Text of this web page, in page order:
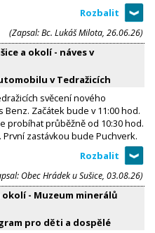
(Zapsal: Bc. Lukáš Milota, 26.06.26)
a okolí - náves v
v Tedražicích
svěcení nového
Začátek bude v 11:00 hod.
probíhat průběžně od 10:30 hod.
zastávkou bude Puchverk.
Obec Hrádek u Sušice, 03.08.26)
- Muzeum minerálů
pro děti a dospělé